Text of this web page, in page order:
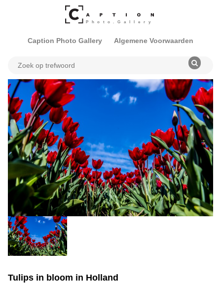
Caption Photo Gallery Algemene Voorwaarden
Tulips in bloom in Holland